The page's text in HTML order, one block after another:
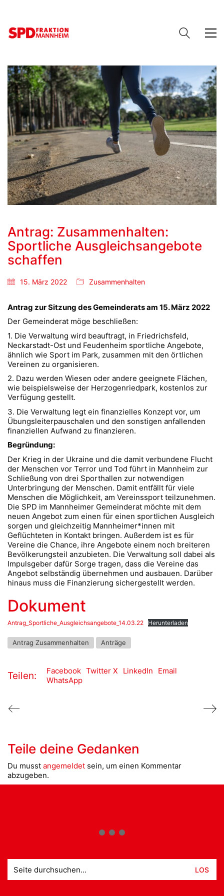
Antrag: Zusammenhalten:
Sportliche Ausgleichsangebote
schaffen
15. März 2022 Zusammenhalten
Antrag zur Sitzung des Gemeinderats am 15. März 2022
Der Gemeinderat möge beschließen:
1. Die Verwaltung wird beauftragt, in Friedrichsfeld,
Neckarstadt-Ost und Feudenheim sportliche Angebote,
ähnlich wie Sport im Park, zusammen mit den örtlichen
Vereinen zu organisieren.
2. Dazu werden Wiesen oder andere geeignete Flächen,
wie beispielsweise der Herzogenriedpark, kostenlos zur
Verfügung gestellt.
3. Die Verwaltung legt ein finanzielles Konzept vor, um
Übungsleiterpauschalen und den sonstigen anfallenden
finanziellen Aufwand zu finanzieren.
Begründung:
Der Krieg in der Ukraine und die damit verbundene Flucht
der Menschen vor Terror und Tod führt in Mannheim zur
Schließung von drei Sporthallen zur notwendigen
Unterbringung der Menschen. Damit entfällt für viele
Menschen die Möglichkeit, am Vereinssport teilzunehmen.
Die SPD im Mannheimer Gemeinderat möchte mit dem
neuen Angebot zum einen für einen sportlichen Ausgleich
sorgen und gleichzeitig Mannheimer*innen mit
Geflüchteten in Kontakt bringen. Außerdem ist es für
Vereine die Chance, ihre Angebote einem noch breiteren
Bevölkerungsteil anzubieten. Die Verwaltung soll dabei als
Impulsgeber dafür Sorge tragen, dass die Vereine das
Angebot selbständig übernehmen und ausbauen. Darüber
hinaus muss die Finanzierung sichergestellt werden.
Dokument
Antrag_Sportliche_Ausgleichsangebote_14.03.22 Herunterladen
Antrag Zusammenhalten Anträge
Teilen: Facebook Twitter X LinkedIn
Email
WhatsApp
Teile deine Gedanken
Du musst angemeldet sein, um einen Kommentar
abzugeben.
nach: